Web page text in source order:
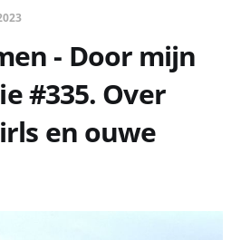
- Door mijn
#335. Over
en ouwe